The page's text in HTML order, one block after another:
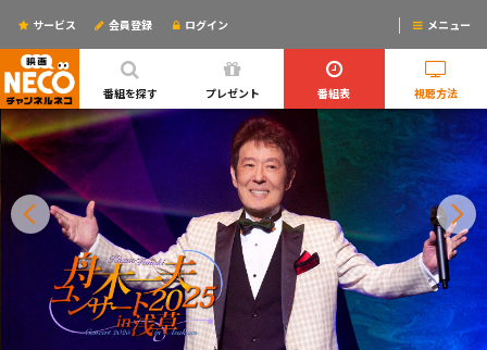
番組を探す プレゼント 番組表 視聴方法
サービス 会員登録 ログイン メニュー
ログインするとリマインドメールが使えるYO!